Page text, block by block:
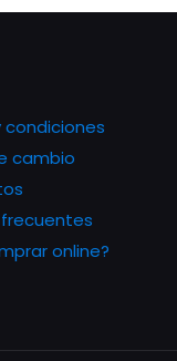
condiciones
cambio
online?